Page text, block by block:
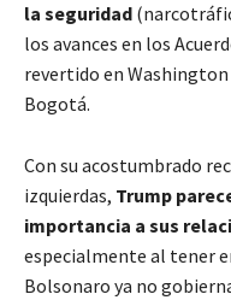
la seguridad
los avances en los
revertido en Washington
Bogotá.
Con su acostumbrado
izquierdas, Trump
importancia a sus
especialmente al tener
Bolsonaro ya no